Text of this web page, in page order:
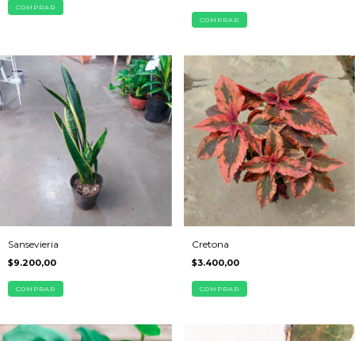
COMPRAR
COMPRAR
Sansevieria
$9.200,00
COMPRAR
Cretona
$3.400,00
COMPRAR